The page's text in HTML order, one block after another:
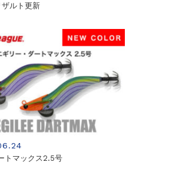
ルト更新
トマックス2.5号